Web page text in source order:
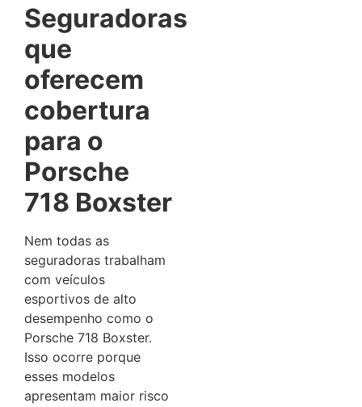
Seguradoras
que
oferecem
cobertura
para o
Porsche
718 Boxster
Nem todas as
seguradoras trabalham
com veículos
esportivos de alto
desempenho como o
Porsche 718 Boxster.
Isso ocorre porque
esses modelos
apresentam maior risco